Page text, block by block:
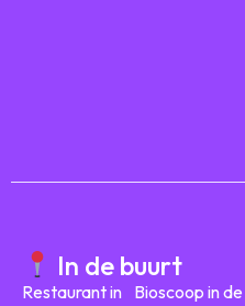
In de buurt
Restaurant in Bioscoop in de